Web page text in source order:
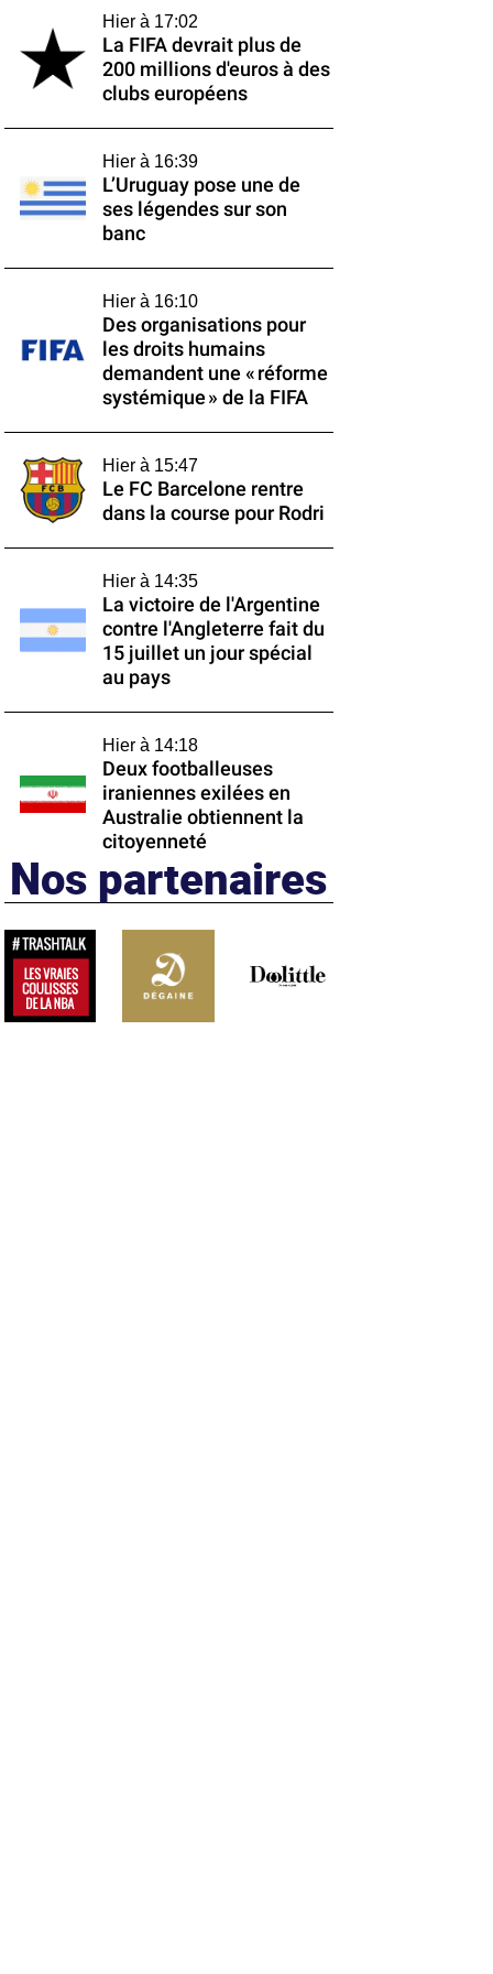
Hier à 17:02
La FIFA devrait plus de
200 millions d'euros à des
clubs européens
Hier à 16:39
L’Uruguay pose une de
ses légendes sur son
banc
Hier à 16:10
Des organisations pour
les droits humains
demandent une « réforme
systémique » de la FIFA
Hier à 15:47
Le FC Barcelone rentre
dans la course pour Rodri
Hier à 14:35
La victoire de l'Argentine
contre l'Angleterre fait du
15 juillet un jour spécial
au pays
Hier à 14:18
Deux footballeuses
iraniennes exilées en
Australie obtiennent la
citoyenneté
Nos partenaires